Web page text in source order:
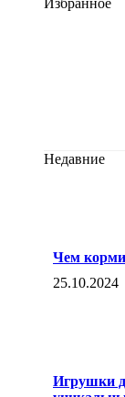
Избранное
Недавние
Чем
25.10.2024
Игрушки